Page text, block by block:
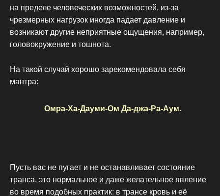
на пределе человеческих возможностей, из-за
чрезмерных нагрузок иногда падает давление и
возникают другие неприятные ощущения, например,
головокружение и тошнота.
На такой случай хорошо зарекомендовала себя
мантра:
Омра-Ха-Дауми-Ом Да-джа-Ра-Аум.
Пусть вас не пугает и не останавливает состояние
транса, это нормальное и даже желательное явление
во время подобных практик: в трансе кровь и её